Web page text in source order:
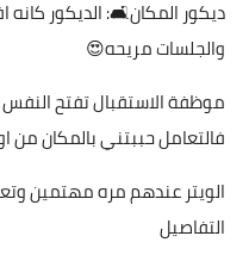
ديكور المكان🛋: الديكور
والجلسات مريحه😍
موظفة الاستقبال تفتح
فالتعامل حببتني بالمكان من
الويتر عندهم مره مهتمين
التفاصيل